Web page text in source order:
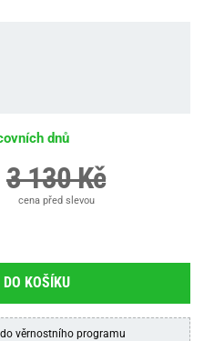
dnů
3 130 Kč
cena před slevou
DO KOŠÍKU
do věrnostního programu